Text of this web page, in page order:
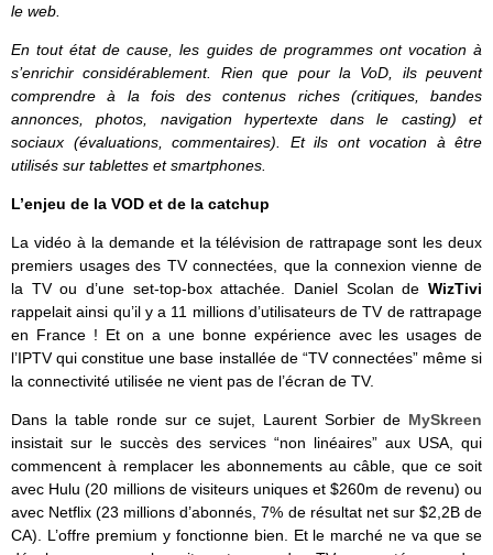
le web.
En tout état de cause, les guides de programmes ont vocation à
s’enrichir considérablement. Rien que pour la VoD, ils peuvent
comprendre à la fois des contenus riches (critiques, bandes
annonces, photos, navigation hypertexte dans le casting) et
sociaux (évaluations, commentaires). Et ils ont vocation à être
utilisés sur tablettes et smartphones.
L’enjeu de la VOD et de la catchup
La vidéo à la demande et la télévision de rattrapage sont les deux
premiers usages des TV connectées, que la connexion vienne de
la TV ou d’une set-top-box attachée. Daniel Scolan de WizTivi
rappelait ainsi qu’il y a 11 millions d’utilisateurs de TV de rattrapage
en France ! Et on a une bonne expérience avec les usages de
l’IPTV qui constitue une base installée de “TV connectées” même si
la connectivité utilisée ne vient pas de l’écran de TV.
Dans la table ronde sur ce sujet, Laurent Sorbier de MySkreen
insistait sur le succès des services “non linéaires” aux USA, qui
commencent à remplacer les abonnements au câble, que ce soit
avec Hulu (20 millions de visiteurs uniques et $260m de revenu) ou
avec Netflix (23 millions d’abonnés, 7% de résultat net sur $2,2B de
CA). L’offre premium y fonctionne bien. Et le marché ne va que se